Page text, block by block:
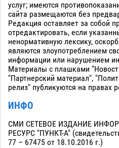
услуг; имеются
сайта размещаются без
Редакция оставляет за собой
отредактировать, если
ненормативную лексику,
являются злоупотреблением
информации или нарушением
Материалы с плашками
"Партнерский материал",
релиз" публикуются на правах
ИНФО
СМИ СЕТЕВОЕ ИЗДАНИЕ
РЕСУРС "ПУНКТ-А"
77 – 67475 от 18.10.2016 г.)